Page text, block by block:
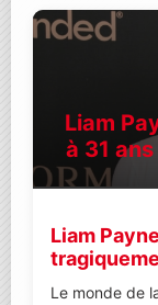
Liam
à 31
Liam
Le monde de